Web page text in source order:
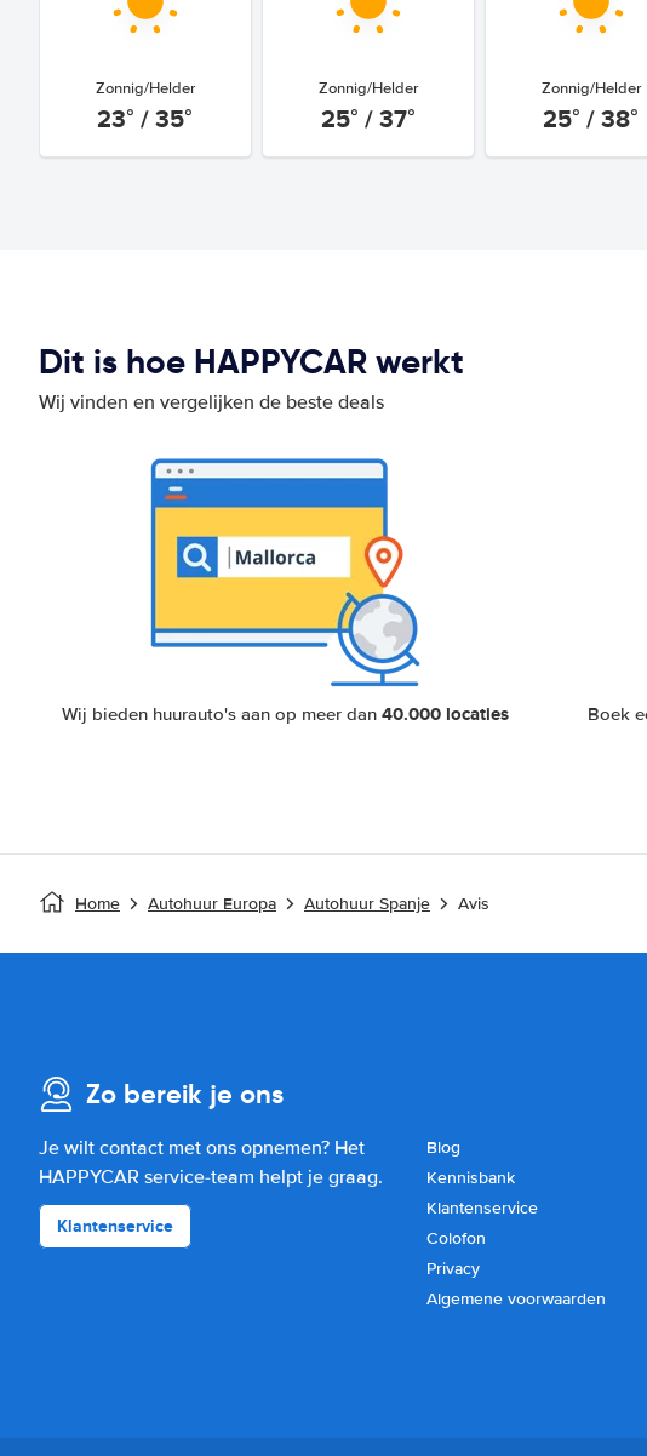
Zonnig/Helder
23° / 35°
Zonnig/Helder
25° / 37°
Zonnig/Helder
25° / 38°
Dit is hoe HAPPYCAR werkt
Wij vinden en vergelijken de beste deals
Wij bieden huurauto's aan op meer dan 40.000 locaties Boek
Home Autohuur Europa Autohuur Spanje Avis
Zo bereik je ons
Je wilt contact met ons opnemen? Het
HAPPYCAR service-team helpt je graag.
Klantenservice
Blog
Kennisbank
Klantenservice
Colofon
Privacy
Algemene voorwaarden